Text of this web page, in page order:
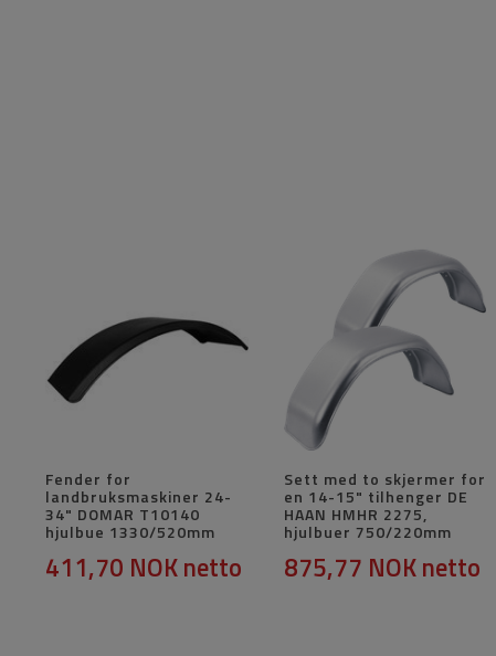
Fender for
landbruksmaskiner 24-
34" DOMAR T10140
hjulbue 1330/520mm
411,70 NOKnetto
Sett med to skjermer for
en 14-15" tilhenger DE
HAAN HMHR 2275,
hjulbuer 750/220mm
875,77 NOKnetto